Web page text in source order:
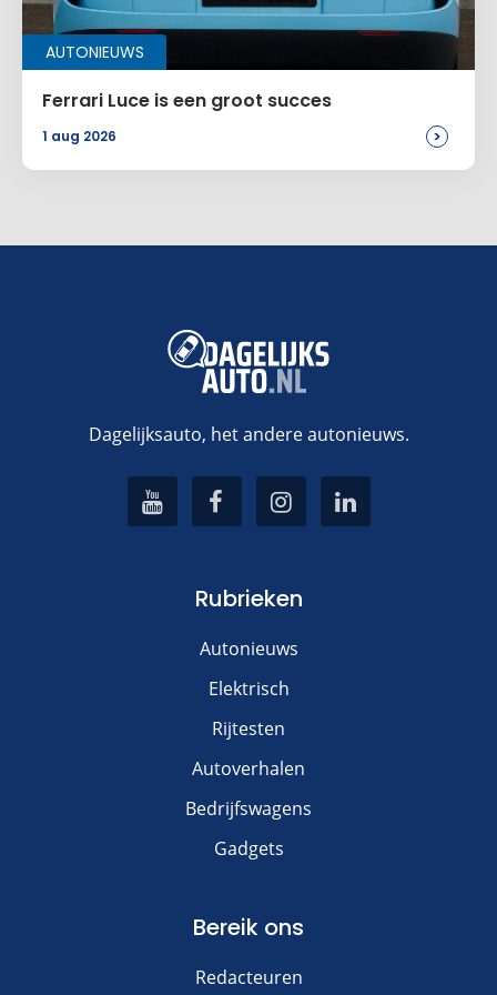
AUTONIEUWS
Ferrari Luce is een groot succes
1 aug 2026 >
Dagelijksauto, het andere autonieuws.
Rubrieken
Autonieuws
Elektrisch
Rijtesten
Autoverhalen
Bedrijfswagens
Gadgets
Bereik ons
Redacteuren